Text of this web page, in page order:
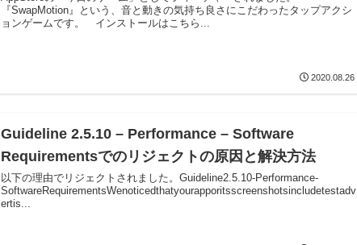
『SwapMotion』という、音と動きの気持ち良さにこだわったタップアクシ
ョンゲームです。 インストールはこちら...
2020.08.26
Guideline 2.5.10 – Performance – Software
Requirementsでのリジェクトの原因と解決方法
以下の理由でリジェクトされました。Guideline2.5.10-Performance-
SoftwareRequirementsWenoticedthatyourapporitsscreenshotsincludetestadv
ertis...